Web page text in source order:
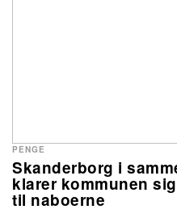
Skanderborg i
klarer kommunen
til naboerne
PENGE